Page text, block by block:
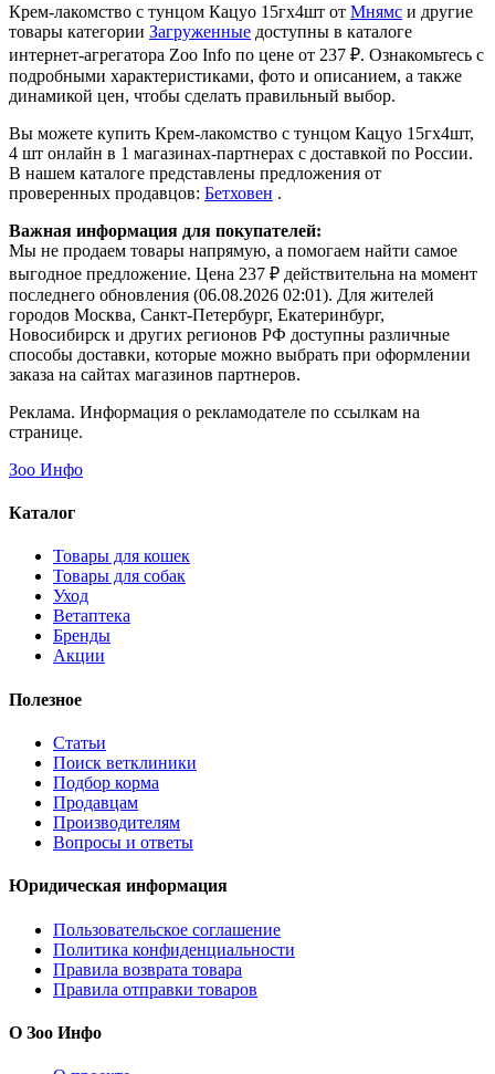
Крем-лакомство с тунцом Кацуо 15гх4шт от Мнямс и другие
товары категории Загруженные доступны в каталоге
интернет-агрегатора Zoo Info по цене от 237 ₽. Ознакомьтесь с
подробными характеристиками, фото и описанием, а также
динамикой цен, чтобы сделать правильный выбор.
Вы можете купить Крем-лакомство с тунцом Кацуо 15гх4шт,
4 шт онлайн в 1 магазинах-партнерах с доставкой по России.
В нашем каталоге представлены предложения от
проверенных продавцов: Бетховен .
Важная информация для покупателей:
Мы не продаем товары напрямую, а помогаем найти самое
выгодное предложение. Цена 237 ₽ действительна на момент
последнего обновления (06.08.2026 02:01). Для жителей
городов Москва, Санкт-Петербург, Екатеринбург,
Новосибирск и других регионов РФ доступны различные
способы доставки, которые можно выбрать при оформлении
заказа на сайтах магазинов партнеров.
Реклама. Информация о рекламодателе по ссылкам на
странице.
Зоо Инфо
Каталог
Товары для кошек
Товары для собак
Уход
Ветаптека
Бренды
Акции
Полезное
Статьи
Поиск ветклиники
Подбор корма
Продавцам
Производителям
Вопросы и ответы
Юридическая информация
Пользовательское соглашение
Политика конфиденциальности
Правила возврата товара
Правила отправки товаров
О Зоо Инфо